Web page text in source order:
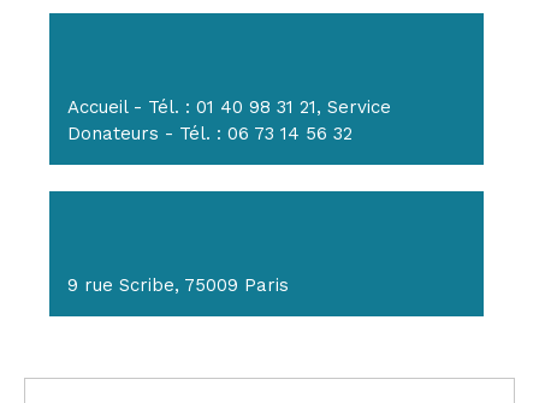
Accueil - Tél. : 01 40 98 31 21, Service
Donateurs - Tél. : 06 73 14 56 32
9 rue Scribe, 75009 Paris